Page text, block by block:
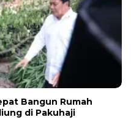
Bangun Rumah
di Pakuhaji